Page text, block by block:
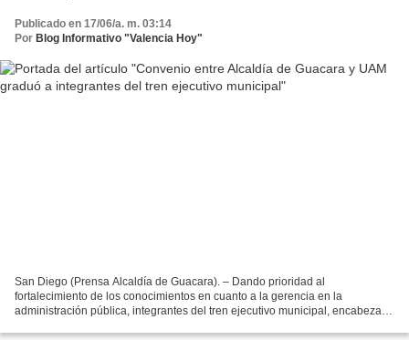
Publicado en 17/06/a. m. 03:14
Por Blog Informativo "Valencia Hoy"
San Diego (Prensa Alcaldía de Guacara). – Dando prioridad al
fortalecimiento de los conocimientos en cuanto a la gerencia en la
administración pública, integrantes del tren ejecutivo municipal, encabezado